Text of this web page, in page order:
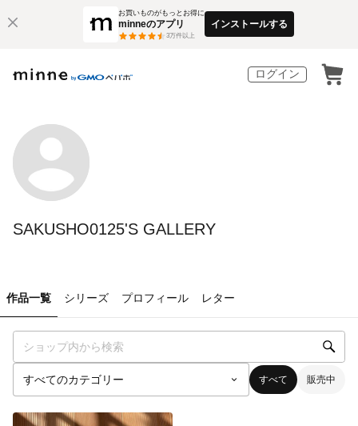
お買いものがもっとお得に
minneのアプリ
3万件以上
インストールする
ログイン
SAKUSHO0125'S GALLERY
作品一覧 シリーズ プロフィール レター
すべて 販売中